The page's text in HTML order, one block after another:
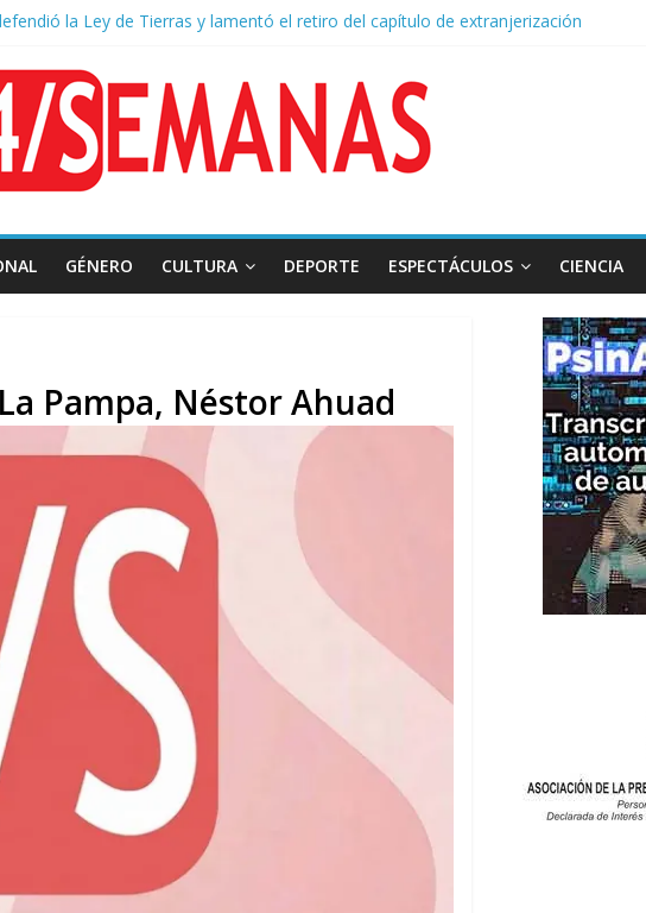
la Ley de Tierras y lamentó el retiro del capítulo de extranjerización
y fuertes ráfagas de viento: alerta del Servicio Meteorológico
departamentos en la CABA aumentaron 1,6% en julio
al Congreso: tres detenidos durante la protesta contra la Ley de Propiedad Privada
GÉNERO CULTURA DEPORTE ESPECTÁCULOS CIENCIA
Pampa, Néstor Ahuad